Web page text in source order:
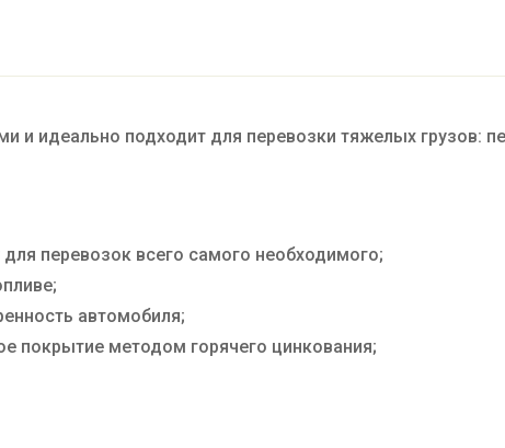
и идеально подходит для перевозки тяжелых грузов:
перевозок всего самого необходимого;
автомобиля;
покрытие методом горячего цинкования;